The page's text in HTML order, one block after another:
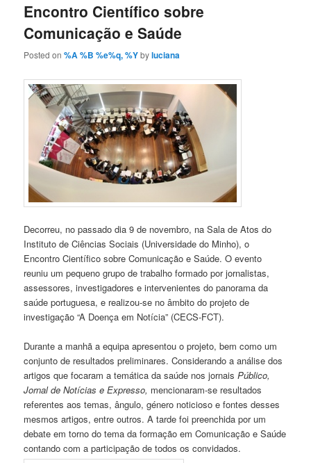
Encontro Científico sobre
Comunicação e Saúde
Posted on%A %B %e%q, %Ybyluciana
Decorreu, no passado dia 9 de novembro, na Sala de Atos do
Instituto de Ciências Sociais (Universidade do Minho), o
Encontro Científico sobre Comunicação e Saúde. O evento
reuniu um pequeno grupo de trabalho formado por jornalistas,
assessores, investigadores e intervenientes do panorama da
saúde portuguesa, e realizou-se no âmbito do projeto de
investigação “A Doença em Notícia” (CECS-FCT).
Durante a manhã a equipa apresentou o projeto, bem como um
conjunto de resultados preliminares. Considerando a análise dos
artigos que focaram a temática da saúde nos jornaisPúblico,
Jornal de Notícias e Expresso, mencionaram-se resultados
referentes aos temas, ângulo, género noticioso e fontes desses
mesmos artigos, entre outros. A tarde foi preenchida por um
debate em torno do tema da formação em Comunicação e Saúde
contando com a participação de todos os convidados.